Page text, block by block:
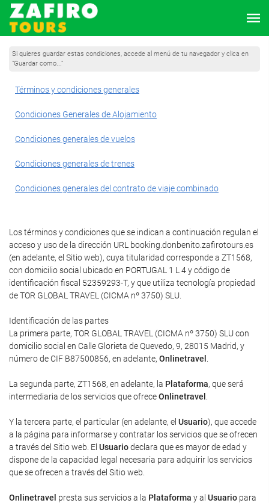
Si quieres guardar estas condiciones, accede al menú de tu navegador y clica en
"Guardar como..."
Términos y condiciones generales
Condiciones Generales de Alojamiento
Condiciones generales de vuelos
Condiciones generales de trenes
Condiciones generales del contrato de viaje combinado
Los términos y condiciones que se indican a continuación regulan el
acceso y uso de la dirección URL booking.donbenito.zafirotours.es
(en adelante, el Sitio web), cuya titularidad corresponde a ZT1568,
con domicilio social ubicado en PORTUGAL 1 L 4 y código de
identificación fiscal 52359293-T, y que utiliza tecnología propiedad
de TOR GLOBAL TRAVEL (CICMA nº 3750) SLU.
Identificación de las partes
La primera parte, TOR GLOBAL TRAVEL (CICMA nº 3750) SLU con
domicilio social en Calle Glorieta de Quevedo, 9, 28015 Madrid, y
número de CIF B87500856, en adelante, Onlinetravel
La segunda parte, ZT1568, en adelante, la Plataforma, que será
intermediaria de los servicios que ofreceOnlinetravel
Y la tercera parte, el particular (en adelante, el Usuario), que accede
a la página para informarse y contratar los servicios que se ofrecen
a través del Sitio web. El Usuariodeclara que es mayor de edad y
dispone de la capacidad legal necesaria para adquirir los servicios
que se ofrecen a través del Sitio web.
Onlinetravel presta sus servicios a la Plataforma y al Usuario para